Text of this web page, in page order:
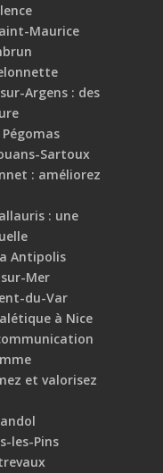
Maurice
Argens : des
Sartoux
: améliorez
: une
Antipolis
Mer
du-Var
à Nice
et valorisez
les-Pins